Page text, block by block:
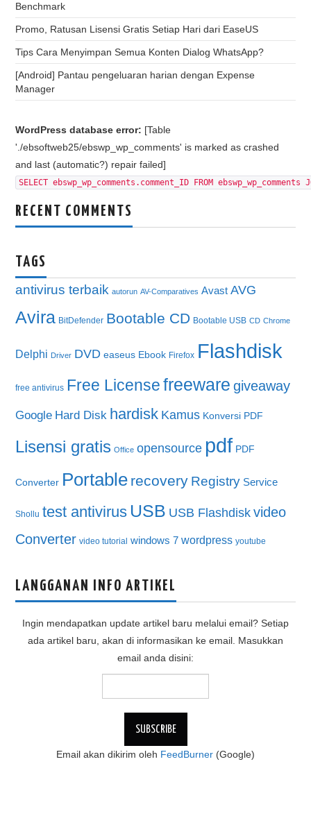
Benchmark
Promo, Ratusan Lisensi Gratis Setiap Hari dari EaseUS
Tips Cara Menyimpan Semua Konten Dialog WhatsApp?
[Android] Pantau pengeluaran harian dengan Expense
Manager
WordPress database error: [Table
'./ebsoftweb25/ebswp_wp_comments' is marked as crashed
and last (automatic?) repair failed]
SELECT ebswp_wp_comments.comment_ID FROM
RECENT COMMENTS
TAGS
antivirus terbaik autorun AV-Comparatives Avast AVG
Avira BitDefender Bootable CD Bootable USB CD Chrome
Delphi Driver DVD easeus Ebook Firefox Flashdisk
free antivirus Free License freeware giveaway
Google Hard Disk hardisk Kamus Konversi PDF
Lisensi gratis Office opensource pdf PDF
Converter Portable recovery Registry Service
Shollu test antivirus USB USB Flashdisk video
Converter video tutorial windows 7 wordpress youtube
LANGGANAN INFO ARTIKEL
Ingin mendapatkan update artikel baru melalui email? Setiap
ada artikel baru, akan di informasikan ke email. Masukkan
email anda disini:
Email akan dikirim oleh FeedBurner (Google)